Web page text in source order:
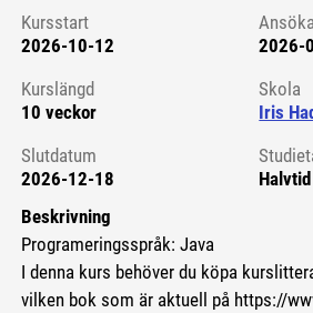
Kursstart 6199600
Kursstart
2026-10-12
2026-
Kurslängd
10 veckor
Skola
Iris
Slutdatum
2026-12-18
Beskrivning
Programeringsspråk: Java
I denna kurs behöver du köpa
vilken bok som är aktuell på https://